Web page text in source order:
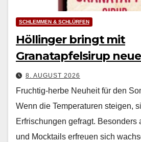
SCHLEMMEN & SCHLÜRFEN
Höllinger bringt mit
Granatapfelsirup
8. AUGUST 2026
Fruchtig-herbe Neuheit für den
Wenn die Tem­per­a­turen steigen,
Erfrischun­gen gefragt. Beson­ders
und Mock­tails erfreuen sich